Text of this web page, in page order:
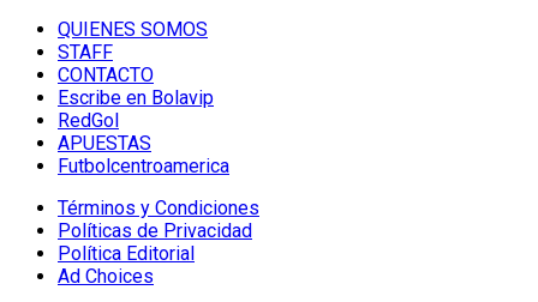
QUIENES SOMOS
STAFF
CONTACTO
Escribe en Bolavip
RedGol
APUESTAS
Futbolcentroamerica
Términos y Condiciones
Políticas de Privacidad
Política Editorial
Ad Choices